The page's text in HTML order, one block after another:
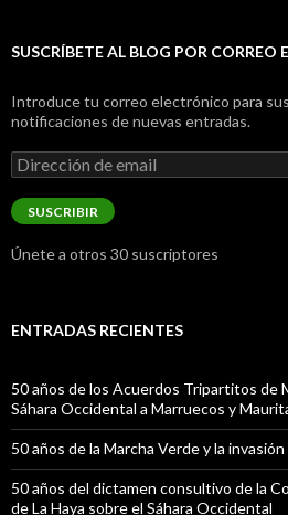
SUSCRÍBETE AL BLOG POR CORREO
Introduce tu correo electrónico para
notificaciones de nuevas entradas.
Dirección
de
email
SUSCRIBIR
Únete a otros 30 suscriptores
ENTRADAS RECIENTES
50 años de los Acuerdos Tripartitos de
Sáhara Occidental a Marruecos y
50 años de la Marcha Verde y la
50 años del dictamen consultivo de la
de La Haya sobre el Sáhara Occidental